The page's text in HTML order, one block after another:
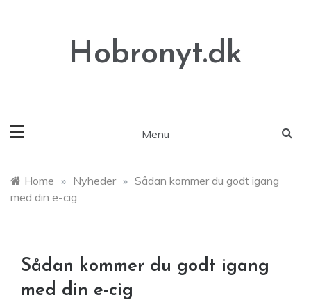
Hobronyt.dk
Menu
Home » Nyheder » Sådan kommer du godt igang
med din e-cig
Sådan kommer du godt igang
med din e-cig